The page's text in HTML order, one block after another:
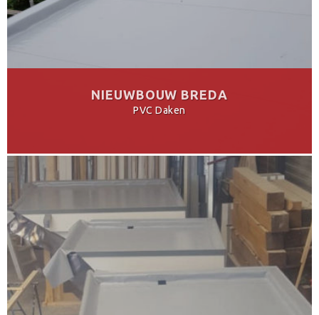
NIEUWBOUW BREDA
PVC Daken